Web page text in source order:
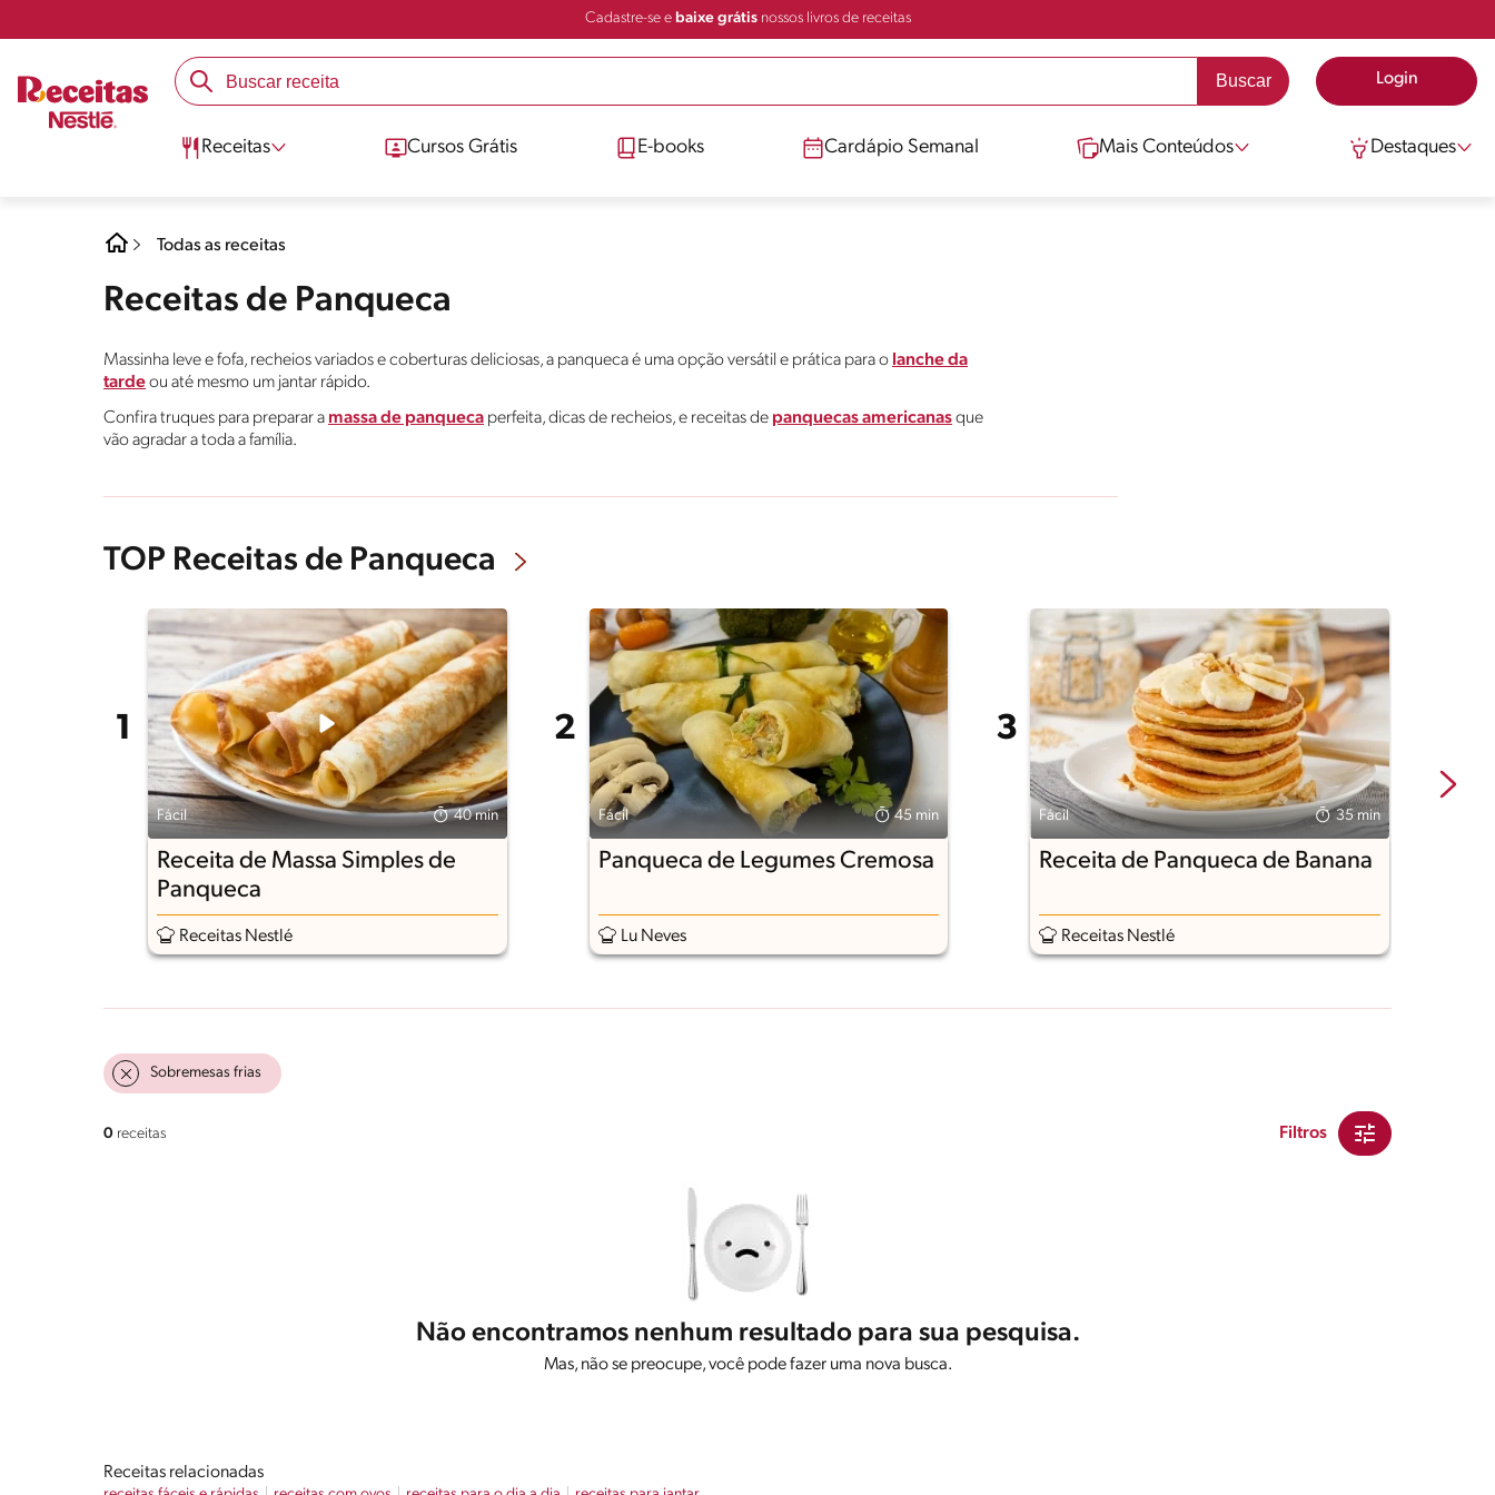
Cadastre-se e baixe grátisnossos livros de receitas
Login
Receitas Cursos Grátis E-books Cardápio Semanal Mais Conteúdos Destaques
Todas as receitas
Receitas de Panqueca
Massinha leve e fofa, recheios variados e coberturas deliciosas, a panqueca é uma opção versátil e prática para o lanche da
tardeou até mesmo um jantar rápido.
Confira truques para preparar a massa de panqueca perfeita, dicas de recheios, e receitas de panquecas americanasque
vão agradar a toda a família.
TOP Receitas de Panqueca
Fácil 40 min
Receita de Massa Simples de
Panqueca
Receitas Nestlé
Fácil 45 min
Panqueca de Legumes Cremosa
Lu Neves
Fácil 35 min
Receita de Panqueca de Banana
Receitas Nestlé
Sobremesas frias
0 receitas Filtros
Não encontramos nenhum resultado para sua pesquisa.
Mas, não se preocupe, você pode fazer uma nova busca.
Receitas relacionadas